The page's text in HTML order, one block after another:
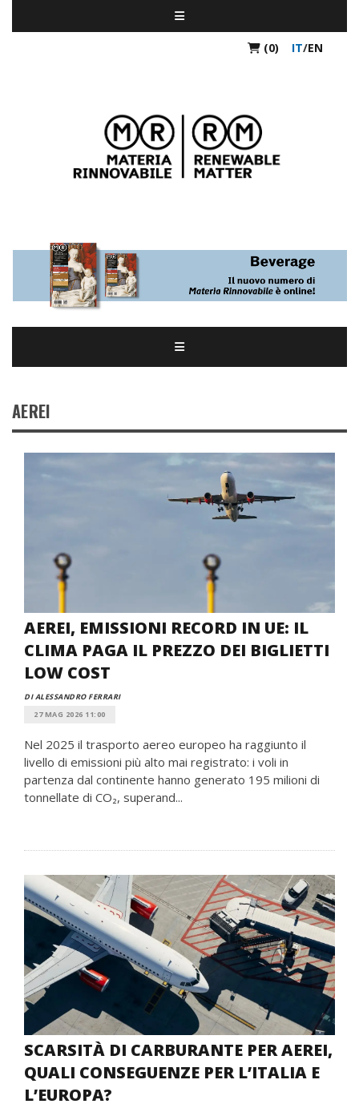
(0) IT/EN
AEREI
AEREI, EMISSIONI RECORD IN UE: IL
CLIMA PAGA IL PREZZO DEI BIGLIETTI
LOW COST
DI ALESSANDRO FERRARI
27 MAG 2026 11:00
Nel 2025 il trasporto aereo europeo ha raggiunto il
livello di emissioni più alto mai registrato: i voli in
partenza dal continente hanno generato 195 milioni di
tonnellate di CO₂, superand...
SCARSITÀ DI CARBURANTE PER AEREI,
QUALI CONSEGUENZE PER L’ITALIA E
L’EUROPA?